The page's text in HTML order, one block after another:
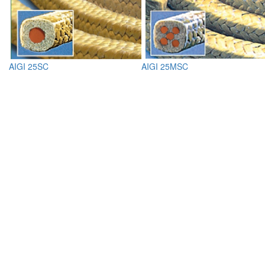
AIGI 25SC AIGI 25MSC